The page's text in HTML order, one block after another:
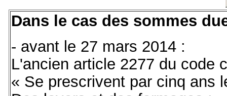
Dans le cas des sommes
- avant le 27 mars 2014 :
L'ancien article 2277 du code
« Se prescrivent par cinq ans